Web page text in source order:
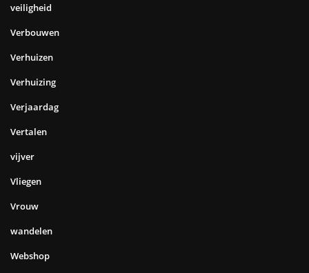
veiligheid
Verbouwen
Verhuizen
Verhuizing
Verjaardag
Vertalen
vijver
Vliegen
Vrouw
wandelen
Webshop